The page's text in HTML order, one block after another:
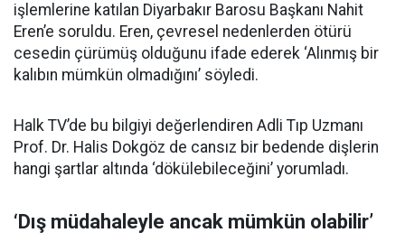
işlemlerine katılan Diyarbakır Barosu Başkanı Nahit
Eren’e soruldu. Eren, çevresel nedenlerden ötürü
cesedin çürümüş olduğunu ifade ederek ‘Alınmış bir
kalıbın mümkün olmadığını’ söyledi.
Halk TV’de bu bilgiyi değerlendiren Adli Tıp Uzmanı
Prof. Dr. Halis Dokgöz de cansız bir bedende dişlerin
hangi şartlar altında ‘dökülebileceğini’ yorumladı.
‘Dış müdahaleyle ancak mümkün olabilir’